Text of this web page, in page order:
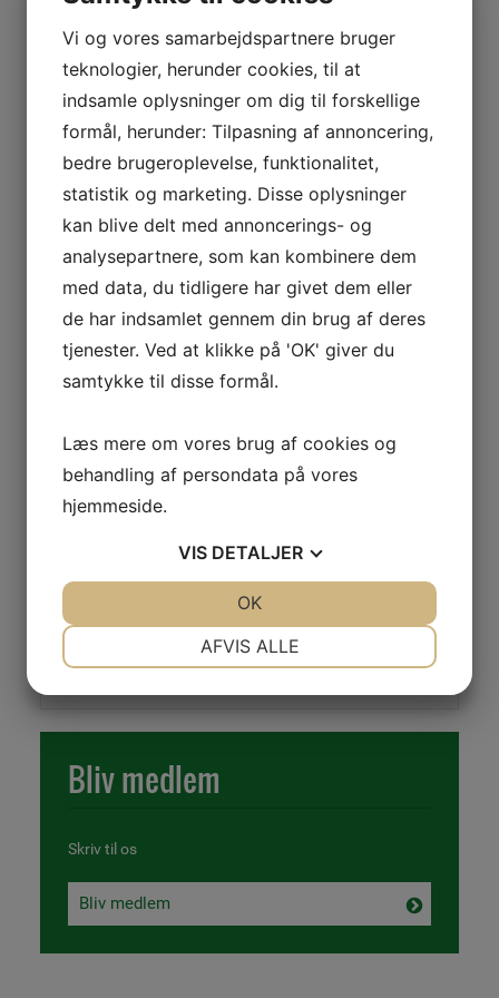
blive udfordret.
Hvad indholdet og strukturen er, er endnu ikke fastlagt, så hvis
det vækker bare en lille interesse, så kom med i Facebook-
gruppen: "Bevægelsesglæde HPTI" hvor du kan være med til at
sætte dit præg.
Du kender måske Rikke fra et tidligere dansehold i foreningen.
Rikke er 30 år og uddannet pædagog med valgfaget
sundhedsfremme og bevægelse. Hun elsker at bevæge sig og
har gået til springgymnastik og dans det meste af sit liv.
Maks. 15 børn.
Instruktør: Rikke Jensen
Tid og sted: Mandag 16.20-17.20 i UngOdenses tumlesal.
Pris ved tilmelding 1. januar-30. april: 300 kr., som betales via
Gå til forside
Bliv medlem
Skriv til os
Bliv medlem
Vi og vores samarbejdspartnere bruger
teknologier, herunder cookies, til at
indsamle oplysninger om dig til forskellige
formål, herunder: Tilpasning af annoncering,
bedre brugeroplevelse, funktionalitet,
statistik og marketing. Disse oplysninger
kan blive delt med annoncerings- og
analysepartnere, som kan kombinere dem
med data, du tidligere har givet dem eller
de har indsamlet gennem din brug af deres
tjenester. Ved at klikke på 'OK' giver du
samtykke til disse formål.
Læs mere om vores brug af cookies og
behandling af persondata på vores
hjemmeside.
VIS DETALJER
MARKETING STATISTIK
AFVIS ALLE
OK